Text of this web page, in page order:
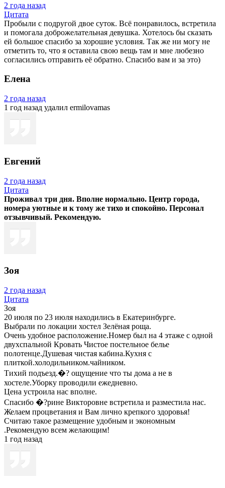
2 года назад
Цитата
Пробыли с подругой двое суток. Всё понравилось, встретила
и помогала доброжелательная девушка. Хотелось бы сказать
ей большое спасибо за хорошие условия. Так же ни могу не
отметить то, что я оставила свою вещь там и мне любезно
согласились отправить её обратно. Спасибо вам и за это)
Елена
2 года назад
1 год назад удалил ermilovamas
Евгений
2 года назад
Цитата
Проживал три дня. Вполне нормально. Центр города,
номера уютные и к тому же тихо и спокойно. Персонал
отзывчивый. Рекомендую.
Зоя
2 года назад
Цитата
Зоя
20 июля по 23 июля находились в Екатеринбурге.
Выбрали по локации хостел Зелёная роща.
Очень удобное расположение.Номер был на 4 этаже с одной
двухспальной Кровать Чистое постельное белье
полотенце.Душевая чистая кабина.Кухня с
плиткой.холодильником.чайником.
Тихий подъезд.�? ощущение что ты дома а не в
хостеле.Уборку проводили ежедневно.
Цена устроила нас вполне.
Спасибо �?рине Викторовне встретила и разместила нас.
Желаем процветания и Вам лично крепкого здоровья!
Считаю такое размещение удобным и экономным
.Рекомендую всем желающим!
1 год назад